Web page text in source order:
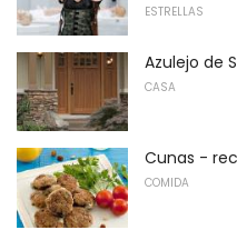
ESTRELLAS
Azulejo de
CASA
Cunas -
COMIDA